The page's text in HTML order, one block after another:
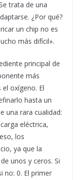
trata de una
¿Por qué?
un chip no es
más difícil».
principal de
más
oxígeno. El
hasta un
una rara cualidad:
eléctrica,
los
ya que la
unos y ceros. Si
no: 0. El primer